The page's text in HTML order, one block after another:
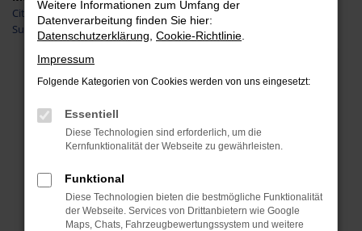
Citroen
Suzuki
Fehler: Network Error
Hier sind ein paar Tipps, die dir helfen können:
Überprüfe deine Firewall und deine
Laden andere Webseiten, zum Beispiel deine
Suchmaschine?
Prüfe deine Browsererweiterungen.
Weitere Informationen zum Umfang der
Datenverarbeitung finden Sie hier:
Datenschutzerklärung Cookie-Richtlinie
Impressum
Folgende Kategorien von Cookies werden von uns eingesetzt:
Essentiell
Diese Technologien sind erforderlich, um die
Kernfunktionalität der Webseite zu gewährleisten.
Funktional
Diese Technologien bieten die bestmögliche Funktionalität
der Webseite. Services von Drittanbietern wie Google
Maps, Chats, Fahrzeugbewertungssystem und weitere